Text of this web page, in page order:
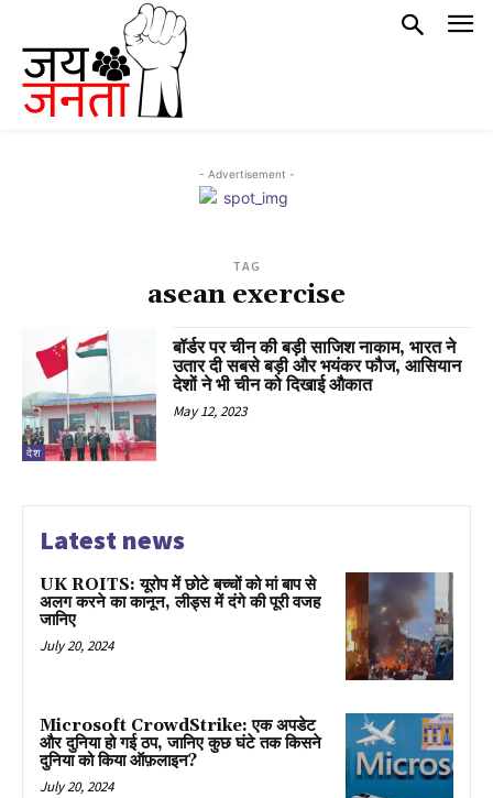
- Advertisement -
TAG
asean exercise
देश
बॉर्डर पर चीन की बड़ी साजिश नाकाम, भारत ने
उतार दी सबसे बड़ी और भयंकर फौज, आसियान
देशों ने भी चीन को दिखाई औकात
May 12, 2023
Latest news
UK ROITS: यूरोप में छोटे बच्चों को मां बाप से
अलग करने का कानून, लीड्स में दंगे की पूरी वजह
जानिए
July 20, 2024
Microsoft CrowdStrike: एक अपडेट
और दुनिया हो गई ठप, जानिए कुछ घंटे तक किसने
दुनिया को किया ऑफ़लाइन?
July 20, 2024